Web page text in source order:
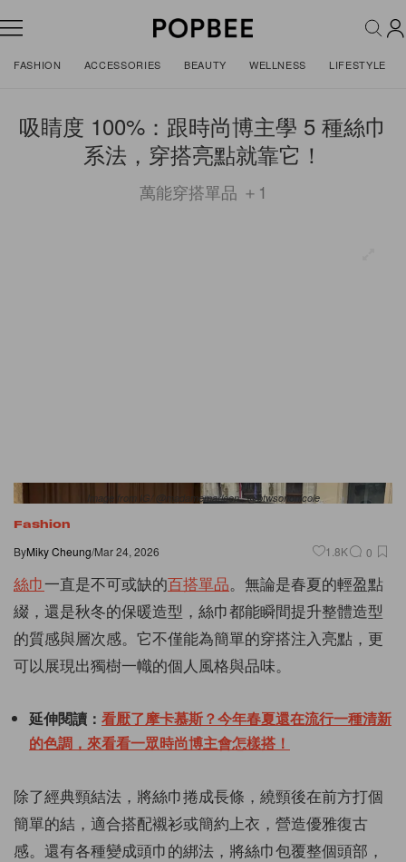
FASHION ACCESSORIES BEAUTY WELLNESS LIFESTYLE
吸睛度 100%：跟時尚博主學 5 種絲巾
系法，穿搭亮點就靠它！
萬能穿搭單品 ＋1
Image from IG/ @madamemarleen , @btwsononicole
Fashion
ByMiky Cheung/Mar 24, 2026 1.8K 0
絲巾一直是不可或缺的百搭單品。無論是春夏的輕盈點
綴，還是秋冬的保暖造型，絲巾都能瞬間提升整體造型
的質感與層次感。它不僅能為簡單的穿搭注入亮點，更
可以展現出獨樹一幟的個人風格與品味。
延伸閱讀： 看厭了摩卡慕斯？今年春夏還在流行一種清新
的色調，來看看一眾時尚博主會怎樣搭！
除了經典頸結法，將絲巾捲成長條，繞頸後在前方打個
簡單的結，適合搭配襯衫或簡約上衣，營造優雅復古
感。還有各種變成頭巾的綁法，將絲巾包覆整個頭部，